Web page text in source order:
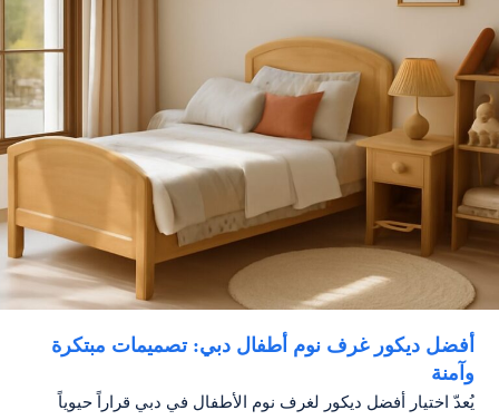
أفضل ديكور غرف نوم أطفال دبي: تصميمات مبتكرة
وآمنة
يُعدّ اختيار أفضل ديكور لغرف نوم الأطفال في دبي قراراً حيوياً